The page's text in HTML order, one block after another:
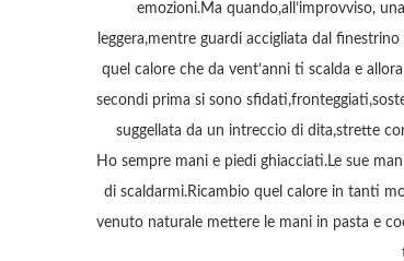
emozioni.Ma quando,all’improvviso,
leggera,mentre guardi accigliata dal
quel calore che da vent’anni ti scalda e
secondi prima si sono
suggellata da un intreccio di dita,strette
Ho sempre mani e piedi ghiacciati.Le sue
di scaldarmi.Ricambio quel calore in tanti
venuto naturale mettere le mani in pasta e